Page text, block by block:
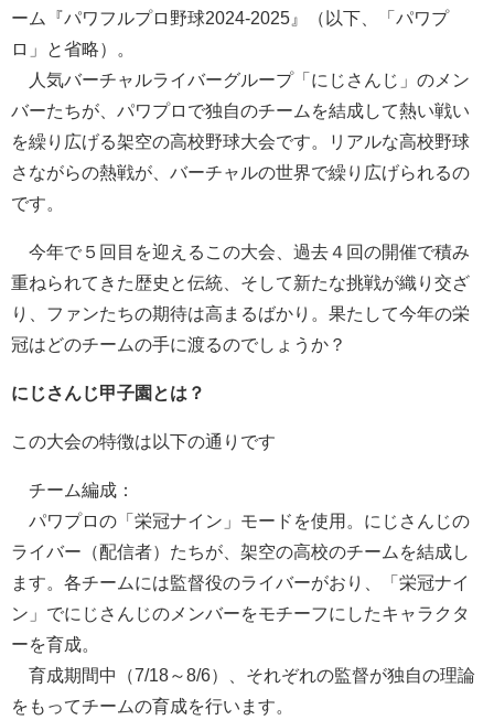
ーム『パワフルプロ野球2024-2025』（以下、「パワプ
ロ」と省略）。
人気バーチャルライバーグループ「にじさんじ」のメン
バーたちが、パワプロで独自のチームを結成して熱い戦い
を繰り広げる架空の高校野球大会です。リアルな高校野球
さながらの熱戦が、バーチャルの世界で繰り広げられるの
です。
今年で５回目を迎えるこの大会、過去４回の開催で積み
重ねられてきた歴史と伝統、そして新たな挑戦が織り交ざ
り、ファンたちの期待は高まるばかり。果たして今年の栄
冠はどのチームの手に渡るのでしょうか？
にじさんじ甲子園とは？
この大会の特徴は以下の通りです
チーム編成：
パワプロの「栄冠ナイン」モードを使用。にじさんじの
ライバー（配信者）たちが、架空の高校のチームを結成し
ます。各チームには監督役のライバーがおり、「栄冠ナイ
ン」でにじさんじのメンバーをモチーフにしたキャラクタ
ーを育成。
育成期間中（7/18～8/6）、それぞれの監督が独自の理論
をもってチームの育成を行います。